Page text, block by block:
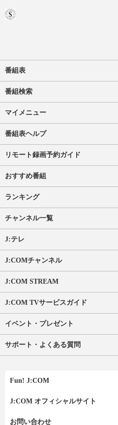
番組表
番組検索
マイメニュー
番組表ヘルプ
リモート録画予約ガイド
おすすめ番組
ランキング
チャンネル一覧
J:テレ
J:COMチャンネル
J:COM STREAM
J:COM TVサービスガイド
イベント・プレゼント
サポート・よくある質問
Fun! J:COM
J:COM オフィシャルサイト
お問い合わせ